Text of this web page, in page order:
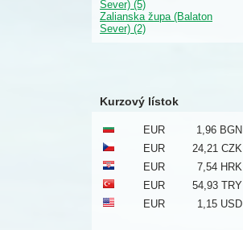
Sever) (5)
Zalianska župa (Balaton
Sever) (2)
Kurzový lístok
EUR
1,96 BGN
EUR
24,21 CZK
EUR
7,54 HRK
EUR
54,93 TRY
EUR
1,15 USD